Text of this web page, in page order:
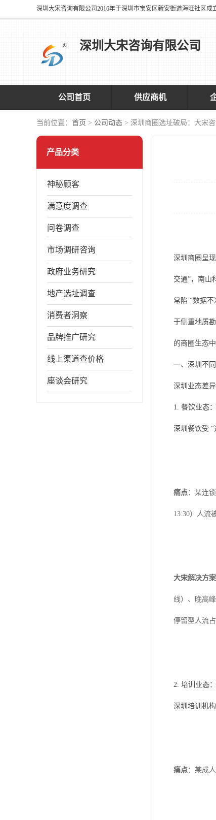
深圳大宋咨询有限公司
公司首页 供应商机
当前位置： 首页 > 公司动态 > 深圳商圈选址破局：大宋
产品分类
神秘顾客
满意度调查
问卷调查
市场调研咨询
政府业务研究
地产选址调查
消费者洞察
品牌推广研究
线上渠道查价格
座谈会研究
深圳商圈呈
交通”，南山
常陷 “数据
于侧重地质
的商圈生态
一、深圳不
深圳业态差
1. 餐饮业态
深圳餐饮受 “
痛点：某连
13:30）人流
大宋解决方案
线）、晚高
停留型人流
2. 培训业态
深圳培训机
痛点：某成